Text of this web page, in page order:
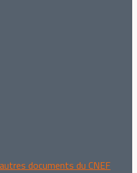
documents du CNEF